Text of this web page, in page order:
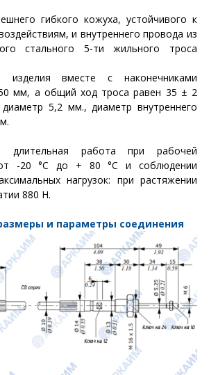
гибкого кожуха, устойчивого к
и внутреннего провода из
стального 5-ти жильного троса
вместе с наконечниками
мм, а общий ход троса равен 35 ± 2
5,2 мм., диаметр внутреннего
длительная работа при рабочей
от -20 °C до + 80 °C и соблюдении
нагрузок: при растяжении
880 Н.
и параметры соединения